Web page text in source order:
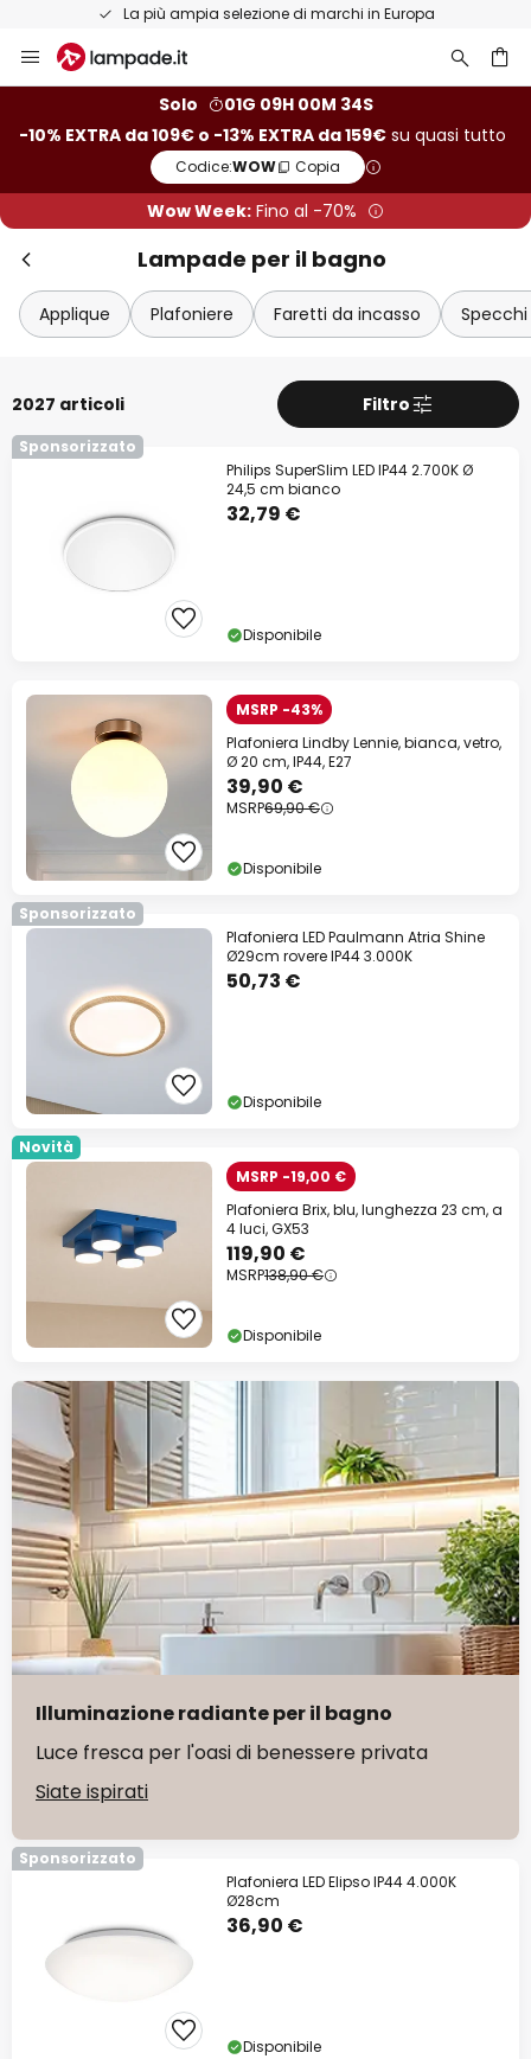
Resi entro 50 giorni
Salta
al
Solo
01G 09H 00M 32S
-10% EXTRA da 109€ o -13% EXTRA da 159€ su quasi tutto
Codice:WOW Copia
Wow Week: Fino al -70%
Lampade per il bagno
Applique Plafoniere Faretti da incasso
2027 articoli Filtro
Sponsorizzato
Philips SuperSlim LED IP44 2.700K Ø
24,5 cm bianco
32,79 €
Disponibile
MSRP -43%
Plafoniera Lindby Lennie, bianca, vetro,
Ø 20 cm, IP44, E27
39,90 €
MSRP69,90 €
Disponibile
Sponsorizzato
Plafoniera LED Paulmann Atria Shine
Ø29cm rovere IP44 3.000K
50,73 €
Disponibile
Novità
MSRP -19,00 €
Plafoniera Brix, blu, lunghezza 23 cm, a
4 luci, GX53
119,90 €
MSRP138,90 €
Disponibile
Illuminazione radiante per il bagno
Luce fresca per l'oasi di benessere privata
Siate ispirati
Sponsorizzato
Plafoniera LED Elipso IP44 4.000K
Ø28cm
36,90 €
Disponibile